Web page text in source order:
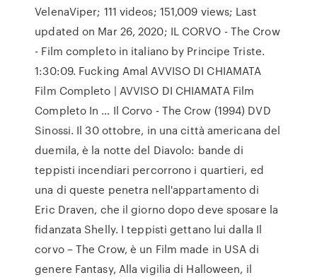
VelenaViper; 111 videos; 151,009 views; Last
updated on Mar 26, 2020; IL CORVO - The Crow
- Film completo in italiano by Principe Triste.
1:30:09. Fucking Amal AVVISO DI CHIAMATA
Film Completo | AVVISO DI CHIAMATA Film
Completo In … Il Corvo - The Crow (1994) DVD
Sinossi. Il 30 ottobre, in una città americana del
duemila, è la notte del Diavolo: bande di
teppisti incendiari percorrono i quartieri, ed
una di queste penetra nell'appartamento di
Eric Draven, che il giorno dopo deve sposare la
fidanzata Shelly. I teppisti gettano lui dalla Il
corvo – The Crow, è un Film made in USA di
genere Fantasy, Alla vigilia di Halloween, il